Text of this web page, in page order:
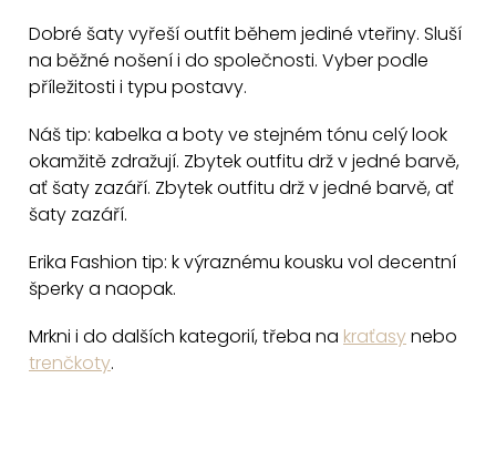
k
y
p
i
s
Dobré šaty vyřeší outfit během jediné vteřiny. Sluší
na běžné nošení i do společnosti. Vyber podle
příležitosti i typu postavy.
Náš tip: kabelka a boty ve stejném tónu celý look
okamžitě zdražují. Zbytek outfitu drž v jedné barvě,
ať šaty zazáří. Zbytek outfitu drž v jedné barvě, ať
šaty zazáří.
Erika Fashion tip: k výraznému kousku vol decentní
šperky a naopak.
Mrkni i do dalších kategorií, třeba na kraťasynebo
trenčkoty.